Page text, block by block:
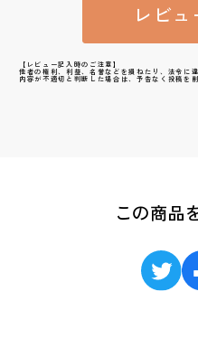
レビュ
【レビュー記入時のご注意】
他者の権利、利益、名誉などを損ねたり、法令に
内容が不適切と判断した場合は、予告なく投稿を
この商品